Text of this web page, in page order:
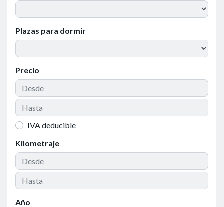
Plazas para dormir
Precio
IVA deducible
Kilometraje
Año